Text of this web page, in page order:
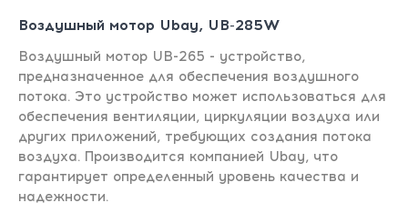
Воздушный мотор Ubay, UB-285W
Воздушный мотор UB-265 - устройство,
предназначенное для обеспечения воздушного
потока. Это устройство может использоваться для
обеспечения вентиляции, циркуляции воздуха или
других приложений, требующих создания потока
воздуха. Производится компанией Ubay, что
гарантирует определенный уровень качества и
надежности.